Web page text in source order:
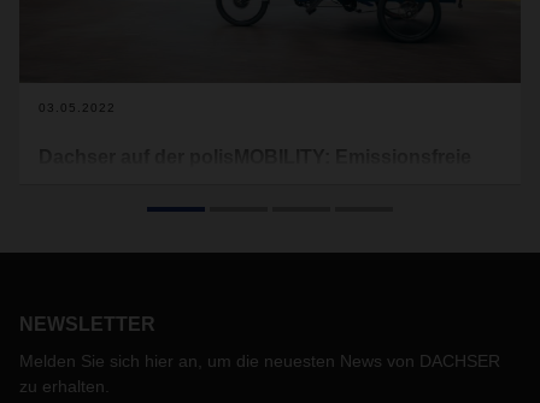
03.05.2022
Innenstadtbelieferung DACHSER Emission-Free Delivery
bietet vielfältige Themen rund um die Zukunft von Mobilität
NEWSLETTER
Melden Sie sich hier an, um die neuesten News von DACHSER
zu erhalten.